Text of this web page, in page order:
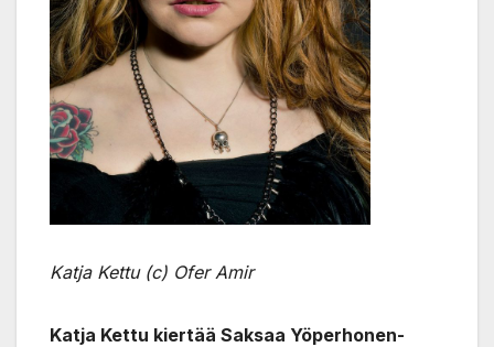
Katja Kettu (c) Ofer Amir
Katja Kettu kiertää Saksaa Yöperhonen-